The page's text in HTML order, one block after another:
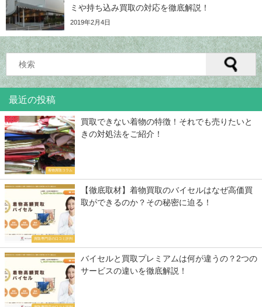
ミや持ち込み買取の対応を徹底解説！
2019年2月4日
最近の投稿
着物買取コラム
買取できない着物の特徴！それでも売りたいと
きの対処法をご紹介！
買取専門店の口コミ評判
【徹底取材】着物買取のバイセルはなぜ高価買
取ができるのか？その秘密に迫る！
バイセルと買取プレミアムは何が違うの？2つの
サービスの違いを徹底解説！